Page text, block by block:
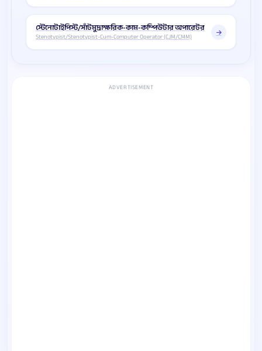
স্টেনোটাইপিস্ট/সাঁটমুদ্রাক্ষরিক-কাম-কম্পিউটার অপারেটর
Stenotypist/Stenotypist-Cum-Computer Operator (CJM/CMM)
ADVERTISEMENT